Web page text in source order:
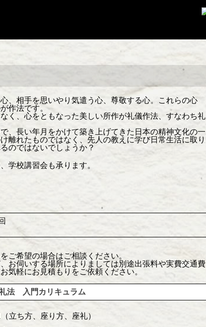
、相手を思いやり気遣う心、尊敬する心。これらの心
作法です。
く、心をともなった美しい所作が礼儀作法、すなわち礼
、長い年月をかけて築き上げてきた日本の精神文化の一
離れたものではなく、先人の教えに学び日常生活に取り
のではないでしょうか？
学校講習会も承ります。
ご希望の場合はご相談ください。
お伺いする場所によりましては別途出張料や実費交通費
気軽にお見積もりをご依頼ください。
法 入門カリキュラム
立ち方、座り方、座礼）